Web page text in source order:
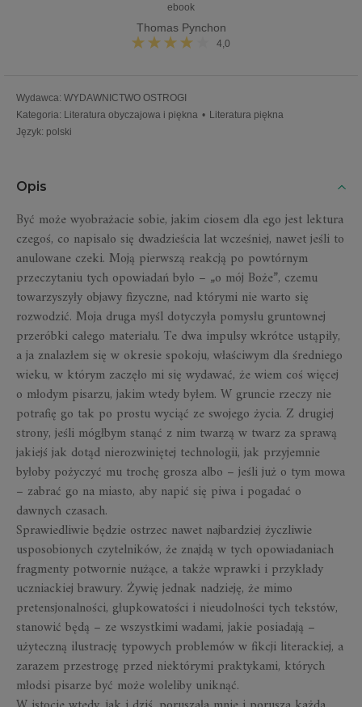
ebook
Thomas Pynchon
4,0
Wydawca: WYDAWNICTWO OSTROGI
Kategoria: Literatura obyczajowa i piękna • Literatura piękna
Język: polski
Opis
Być może wyobrażacie sobie, jakim ciosem dla ego jest lektura
czegoś, co napisało się dwadzieścia lat wcześniej, nawet jeśli to
anulowane czeki. Moją pierwszą reakcją po powtórnym
przeczytaniu tych opowiadań było – „o mój Boże”, czemu
towarzyszyły objawy fizyczne, nad którymi nie warto się
rozwodzić. Moja druga myśl dotyczyła pomysłu gruntownej
przeróbki całego materiału. Te dwa impulsy wkrótce ustąpiły,
a ja znalazłem się w okresie spokoju, właściwym dla średniego
wieku, w którym zaczęło mi się wydawać, że wiem coś więcej
o młodym pisarzu, jakim wtedy byłem. W gruncie rzeczy nie
potrafię go tak po prostu wyciąć ze swojego życia. Z drugiej
strony, jeśli mógłbym stanąć z nim twarzą w twarz za sprawą
jakiejś jak dotąd nierozwiniętej technologii, jak przyjemnie
byłoby pożyczyć mu trochę grosza albo – jeśli już o tym mowa
– zabrać go na miasto, aby napić się piwa i pogadać o
dawnych czasach.
Sprawiedliwie będzie ostrzec nawet najbardziej życzliwie
usposobionych czytelników, że znajdą w tych opowiadaniach
fragmenty potwornie nużące, a także wprawki i przykłady
uczniackiej brawury. Żywię jednak nadzieję, że mimo
pretensjonalności, głupkowatości i nieudolności tych tekstów,
stanowić będą – ze wszystkimi wadami, jakie posiadają –
użyteczną ilustrację typowych problemów w fikcji literackiej, a
zarazem przestrogę przed niektórymi praktykami, których
młodsi pisarze być może woleliby uniknąć.